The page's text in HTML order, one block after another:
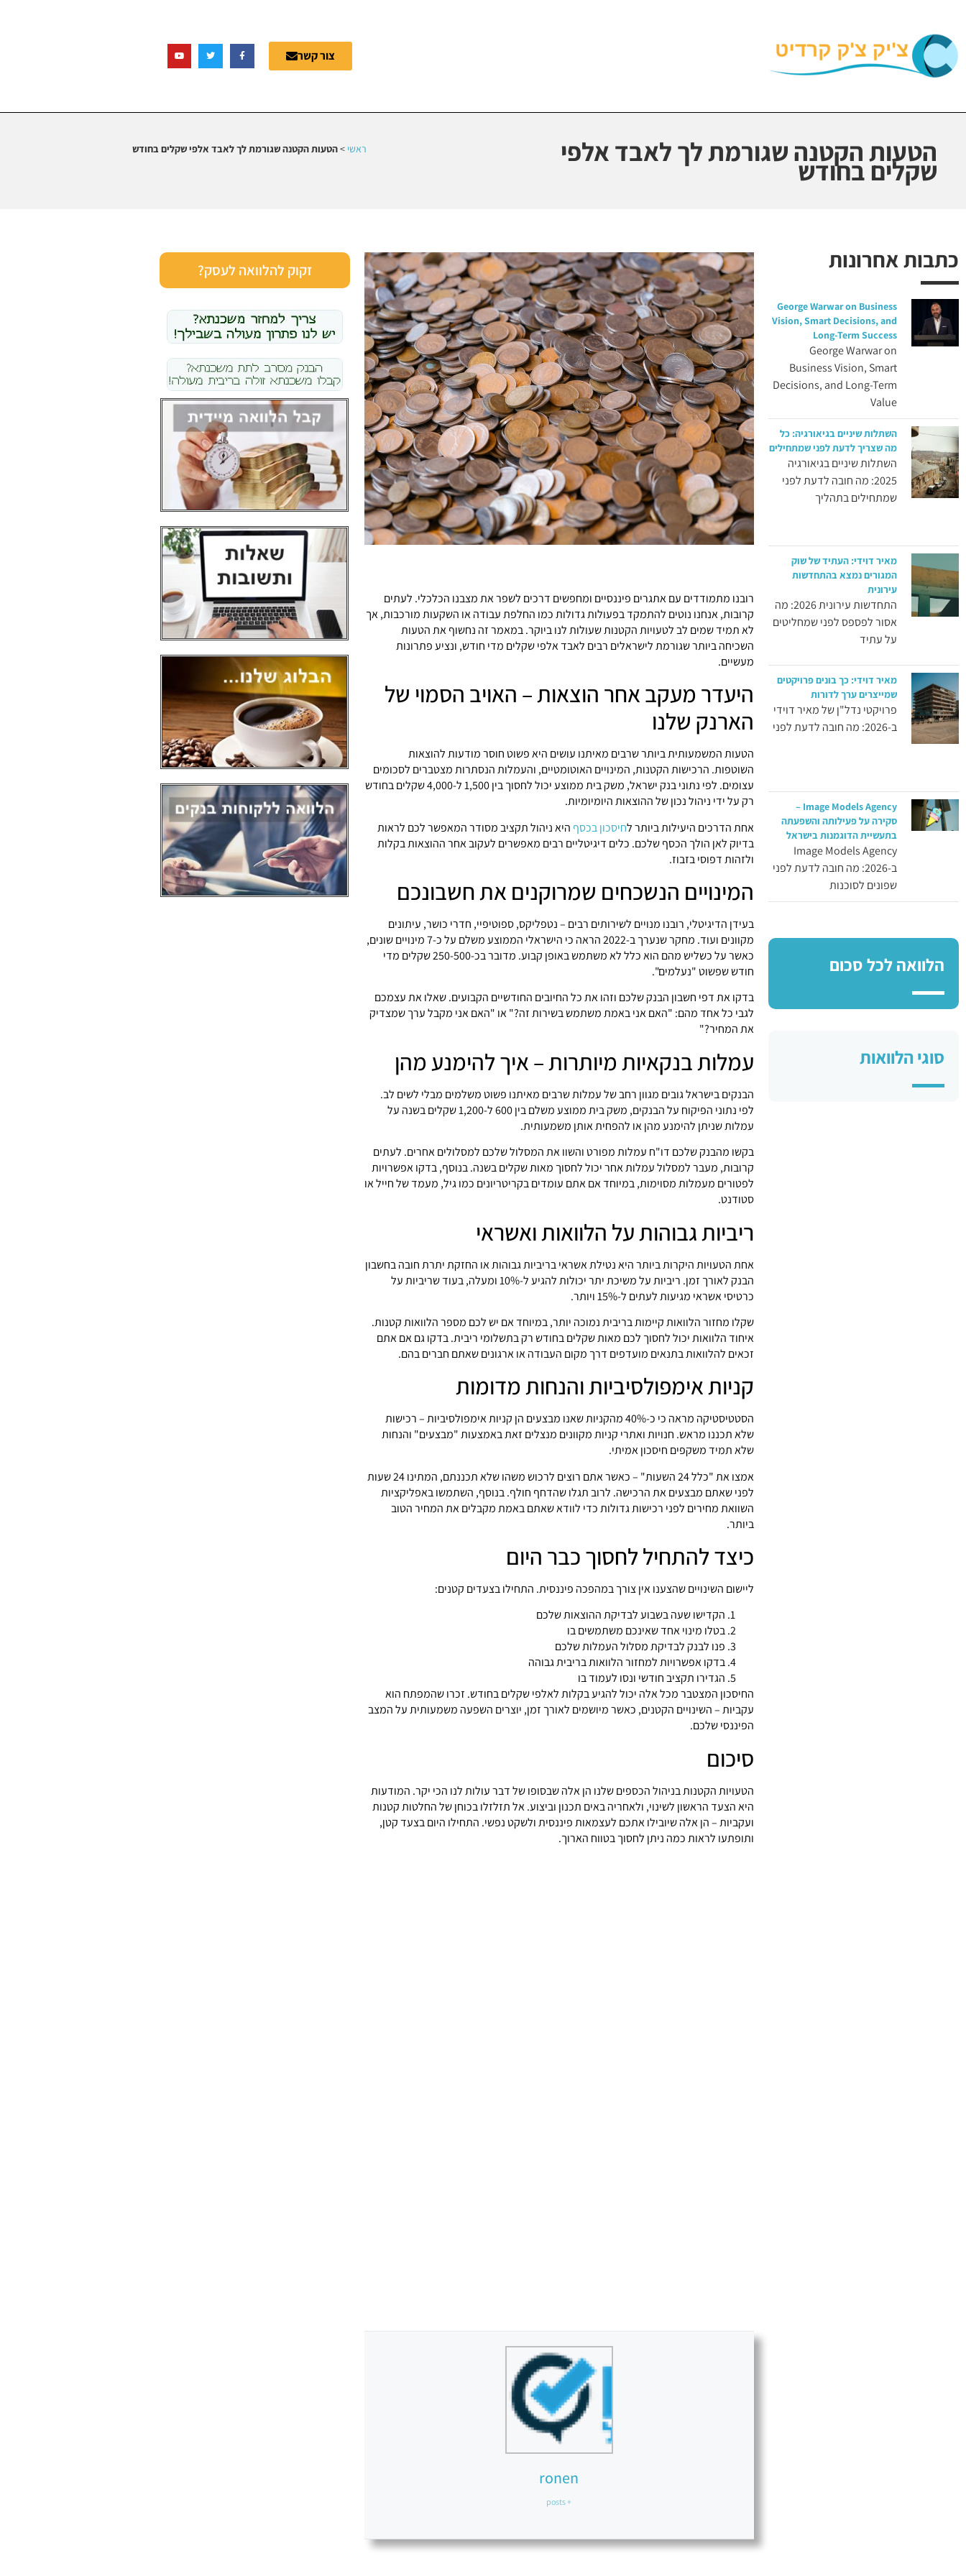
צור קשר
הטעות הקטנה שגורמת לך לאבד אלפי
שקלים בחודש
ראשי >הטעות הקטנה שגורמת לך לאבד אלפי שקלים בחודש
כתבות אחרונות
George Warwar on Business
Vision, Smart Decisions, and
Long-Term Success
George Warwar on
Business Vision, Smart
Decisions, and Long-Term
Value
השתלות שיניים בגיאורגיה: כל
מה שצריך לדעת לפני שמתחילים
השתלות שיניים בגיאורגיה
2025: מה חובה לדעת לפני
שמתחילים בתהליך
מאיר דוידי: העתיד של שוק
המגורים נמצא בהתחדשות
עירונית
התחדשות עירונית 2026: מה
אסור לפספס לפני שמחליטים
על עתיד
מאיר דוידי: כך בונים פרויקטים
שמייצרים ערך לדורות
פרויקטי נדל"ן של מאיר דוידי
ב-2026: מה חובה לדעת לפני
Image Models Agency –
סקירה על פעילותה והשפעתה
בתעשיית הדוגמנות בישראל
Image Models Agency
ב-2026: מה חובה לדעת לפני
שפונים לסוכנות
הלוואה לכל סכום
סוגי הלוואות
רובנו מתמודדים עם אתגרים פיננסיים ומחפשים דרכים לשפר את מצבנו הכלכלי. לעתים
קרובות, אנחנו נוטים להתמקד בפעולות גדולות כמו החלפת עבודה או השקעות מורכבות, אך
לא תמיד שמים לב לטעויות הקטנות שעולות לנו ביוקר. במאמר זה נחשוף את הטעות
השכיחה ביותר שגורמת לישראלים רבים לאבד אלפי שקלים מדי חודש, ונציע פתרונות
מעשיים.
היעדר מעקב אחר הוצאות – האויב הסמוי של
הארנק שלנו
הטעות המשמעותית ביותר שרבים מאיתנו עושים היא פשוט חוסר מודעות להוצאות
השוטפות. הרכישות הקטנות, המינויים האוטומטיים, והעמלות הנסתרות מצטברים לסכומים
עצומים. לפי נתוני בנק ישראל, משק בית ממוצע יכול לחסוך בין 1,500 ל-4,000 שקלים בחודש
רק על ידי ניהול נכון של ההוצאות היומיומיות.
אחת הדרכים היעילות ביותר לחיסכון בכסף היא ניהול תקציב מסודר המאפשר לכם לראות
בדיוק לאן הולך הכסף שלכם. כלים דיגיטליים רבים מאפשרים לעקוב אחר ההוצאות בקלות
ולזהות דפוסי בזבוז.
המינויים הנשכחים שמרוקנים את חשבונכם
בעידן הדיגיטלי, רובנו מנויים לשירותים רבים – נטפליקס, ספוטיפיי, חדרי כושר, עיתונים
מקוונים ועוד. מחקר שנערך ב-2022 הראה כי הישראלי הממוצע משלם על כ-7 מינויים שונים,
כאשר על כשליש מהם הוא כלל לא משתמש באופן קבוע. מדובר בכ-250-500 שקלים מדי
חודש שפשוט "נעלמים".
בדקו את דפי חשבון הבנק שלכם וזהו את כל החיובים החודשיים הקבועים. שאלו את עצמכם
לגבי כל אחד מהם: "האם אני באמת משתמש בשירות זה?" או "האם אני מקבל ערך שמצדיק
את המחיר?"
עמלות בנקאיות מיותרות – איך להימנע מהן
הבנקים בישראל גובים מגוון רחב של עמלות שרבים מאיתנו פשוט משלמים מבלי לשים לב.
לפי נתוני הפיקוח על הבנקים, משק בית ממוצע משלם בין 600 ל-1,200 שקלים בשנה על
עמלות שניתן להימנע מהן או להפחית אותן משמעותית.
בקשו מהבנק שלכם דו"ח עמלות מפורט והשוו את המסלול שלכם למסלולים אחרים. לעתים
קרובות, מעבר למסלול עמלות אחר יכול לחסוך מאות שקלים בשנה. בנוסף, בדקו אפשרויות
לפטורים מעמלות מסוימות, במיוחד אם אתם עומדים בקריטריונים כמו גיל, מעמד של חייל או
סטודנט.
ריביות גבוהות על הלוואות ואשראי
אחת הטעויות היקרות ביותר היא נטילת אשראי בריביות גבוהות או החזקת יתרת חובה בחשבון
הבנק לאורך זמן. ריביות על משיכת יתר יכולות להגיע ל-10% ומעלה, בעוד שריביות על
כרטיסי אשראי מגיעות לעתים ל-15% ויותר.
שקלו מחזור הלוואות קיימות בריבית נמוכה יותר, במיוחד אם יש לכם מספר הלוואות קטנות.
איחוד הלוואות יכול לחסוך לכם מאות שקלים בחודש רק בתשלומי ריבית. בדקו גם אם אתם
זכאים להלוואות בתנאים מועדפים דרך מקום העבודה או ארגונים שאתם חברים בהם.
קניות אימפולסיביות והנחות מדומות
הסטטיסטיקה מראה כי כ-40% מהקניות שאנו מבצעים הן קניות אימפולסיביות – רכישות
שלא תכננו מראש. חנויות ואתרי קניות מקוונים מנצלים זאת באמצעות "מבצעים" והנחות
שלא תמיד משקפים חיסכון אמיתי.
אמצו את "כלל 24 השעות" – כאשר אתם רוצים לרכוש משהו שלא תכננתם, המתינו 24 שעות
לפני שאתם מבצעים את הרכישה. לרוב תגלו שהדחף חולף. בנוסף, השתמשו באפליקציות
השוואת מחירים לפני רכישות גדולות כדי לוודא שאתם באמת מקבלים את המחיר הטוב
ביותר.
כיצד להתחיל לחסוך כבר היום
ליישום השינויים שהצענו אין צורך במהפכה פיננסית. התחילו בצעדים קטנים:
הקדישו שעה בשבוע לבדיקת ההוצאות שלכם
בטלו מינוי אחד שאינכם משתמשים בו
פנו לבנק לבדיקת מסלול העמלות שלכם
בדקו אפשרויות למחזור הלוואות בריבית גבוהה
הגדירו תקציב חודשי ונסו לעמוד בו
החיסכון המצטבר מכל אלה יכול להגיע בקלות לאלפי שקלים בחודש. זכרו שהמפתח הוא
עקביות – השינויים הקטנים, כאשר מיושמים לאורך זמן, יוצרים השפעה משמעותית על המצב
הפיננסי שלכם.
סיכום
הטעויות הקטנות בניהול הכספים שלנו הן אלה שבסופו של דבר עולות לנו הכי יקר. המודעות
היא הצעד הראשון לשינוי, ולאחריה באים תכנון וביצוע. אל תזלזלו בכוחן של החלטות קטנות
ועקביות – הן אלה שיובילו אתכם לעצמאות פיננסית ולשקט נפשי. התחילו היום בצעד קטן,
ותופתעו לראות כמה ניתן לחסוך בטווח הארוך.
ronen
+ posts
זקוק להלוואה לעסק?